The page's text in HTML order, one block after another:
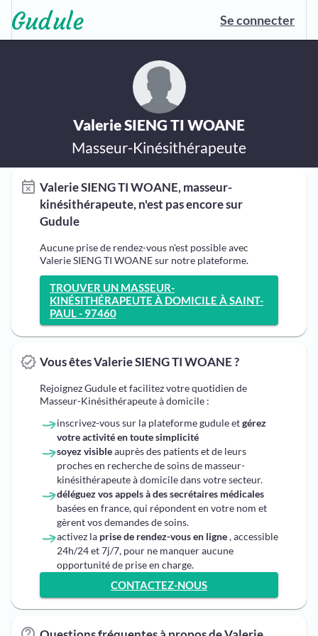
Se connecter
Valerie SIENG TI WOANE
Masseur-Kinésithérapeute
Valerie SIENG TI WOANE, masseur-
kinésithérapeute, n'est pas encore sur
Gudule
Aucune prise de rendez-vous n'est possible avec
Valerie SIENG TI WOANE sur notre plateforme.
TROUVER UN MASSEUR-
KINÉSITHÉRAPEUTE À DOMICILE À SAINT-
PAUL - 97460
Vous êtes Valerie SIENG TI WOANE ?
Rejoignez Gudule et facilitez votre quotidien de
Masseur-Kinésithérapeute à domicile :
inscrivez-vous sur la plateforme gudule etgérez
votre activité en toute simplicité
soyez visibleauprès des patients et de leurs
proches en recherche de soins de masseur-
kinésithérapeute à domicile dans votre secteur.
déléguez vos appels à des secrétaires médicales
basées en france, qui répondent en votre nom et
gèrent vos demandes de soins.
activez la prise de rendez-vous en ligne, accessible
24h/24 et 7j/7, pour ne manquer aucune
opportunité de prise en charge.
CONTACTEZ-NOUS